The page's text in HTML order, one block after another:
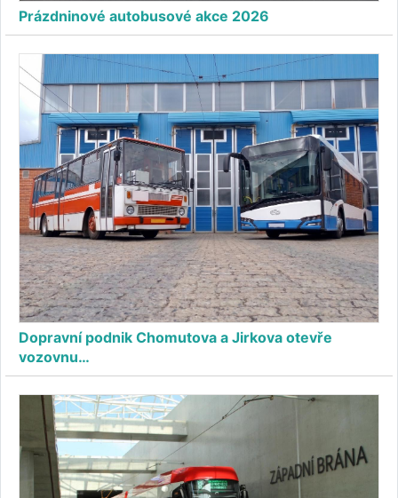
Prázdninové autobusové akce 2026
Dopravní podnik Chomutova a Jirkova otevře
vozovnu…